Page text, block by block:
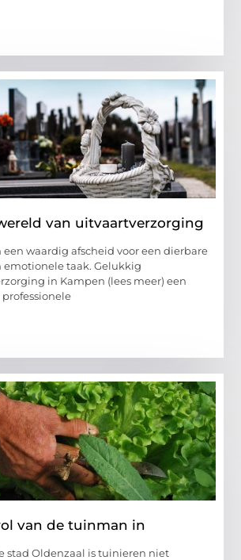
van uitvaartverzorging
een waardig afscheid voor een dierbare
emotionele taak. Gelukkig
in Kampen (lees meer) een
professionele
van de tuinman in
stad Oldenzaal is tuinieren niet